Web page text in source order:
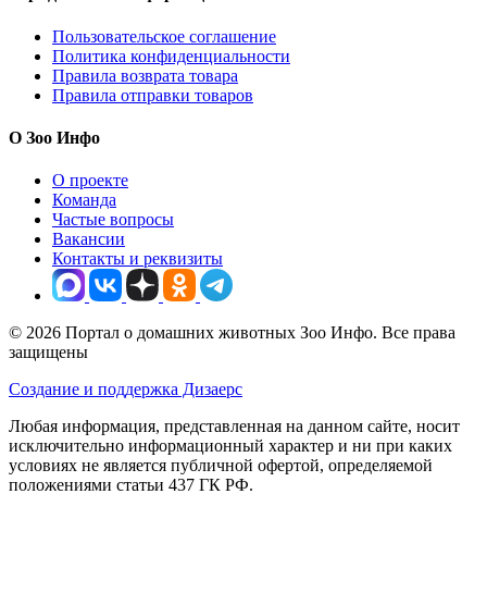
Пользовательское соглашение
Политика конфиденциальности
Правила возврата товара
Правила отправки товаров
О Зоо Инфо
О проекте
Команда
Частые вопросы
Вакансии
Контакты и реквизиты
© 2026 Портал о домашних животных Зоо Инфо. Все права
защищены
Создание и поддержка Дизаерс
Любая информация, представленная на данном сайте, носит
исключительно информационный характер и ни при каких
условиях не является публичной офертой, определяемой
положениями статьи 437 ГК РФ.